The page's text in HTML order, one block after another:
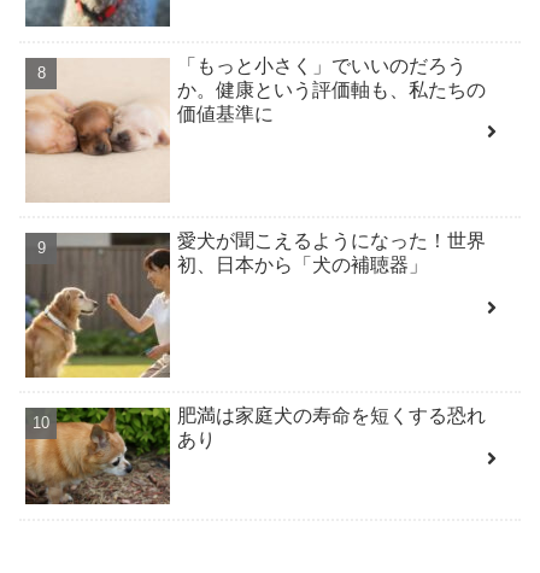
「もっと小さく」でいいのだろう
か。健康という評価軸も、私たちの
価値基準に
愛犬が聞こえるようになった！世界
初、日本から「犬の補聴器」
肥満は家庭犬の寿命を短くする恐れ
あり